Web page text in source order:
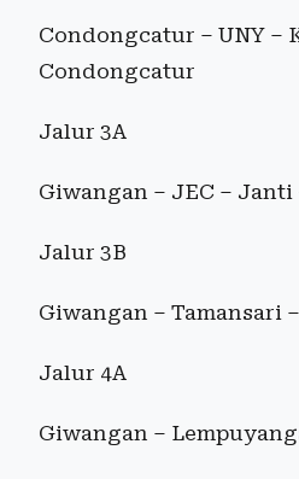
Condongcatur – UNY –
Condongcatur
Jalur 3A
Giwangan – JEC –
Jalur 3B
Giwangan – Tamansari
Jalur 4A
Giwangan –